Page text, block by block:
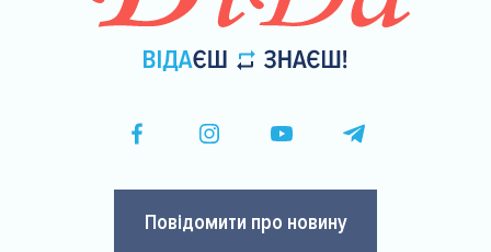
Повідомити про новину